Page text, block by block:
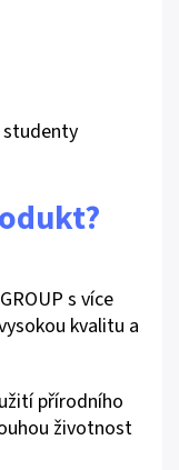
studenty
s více
kvalitu a
přírodního
životnost